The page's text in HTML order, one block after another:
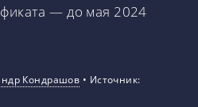
— до мая 2024
Кондрашов • Источник: